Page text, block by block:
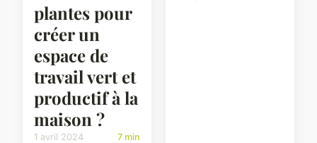
plantes pour
créer un
espace de
travail vert et
productif à la
maison ?
1 avril 2024 7 min